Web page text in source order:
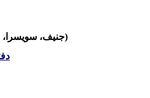
(جنيف، سويسرا، 15 أكتوبر - 19 أكتوبر 2007)